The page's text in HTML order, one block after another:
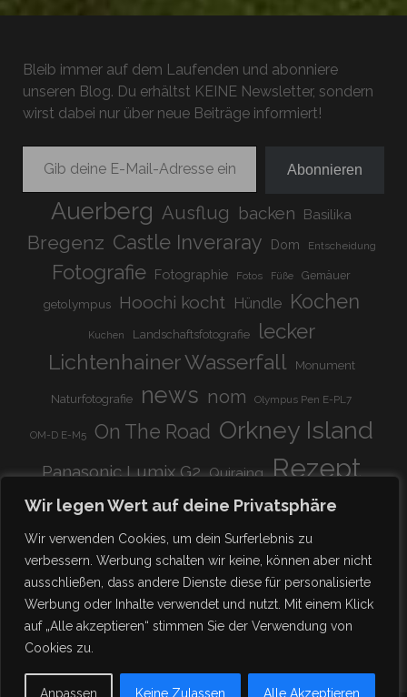
Wir legen Wert auf deine Privatsphäre
Wir verwenden Cookies, um dein Surferlebnis zu
verbessern. Werbung schalten wir keine, können aber nicht
ausschließen, dass andere Dienste diese für personalisierte
Werbung oder Inhalte verwendet und nutzt. Mit einem Klick
auf „Alle akzeptieren“ stimmen Sie der Verwendung von
Cookies zu.
Anpassen Keine Zulassen Alle Akzeptieren
Bleib immer auf dem Laufenden und abonniere
unseren Blog. Du erhältst KEINE Newsletter, sondern
wirst dabei nur über neue Beiträge informiert!
Gib deine E-Mail-Adresse ein ...
Abonnieren
Auerberg Ausflug backen Basilika
Bregenz Castle Inveraray Dom Entscheidung
Fotografie Fotographie Fotos Füße Gemäuer
getolympus Hoochi kocht Hündle Kochen
Kuchen Landschaftsfotografie lecker
Lichtenhainer Wasserfall Monument
Naturfotografie news nom Olympus Pen E-PL7
OM-D E-M5 On The Road Orkney Island
Panasonic Lumix G2 Quiraing Rezept
Rundreise schnell & einfach Scotland
Stadion super lecker Systemkamera
vegetarisch Viadukt weitnau woooohoooo!!!!
zu Hause ♥